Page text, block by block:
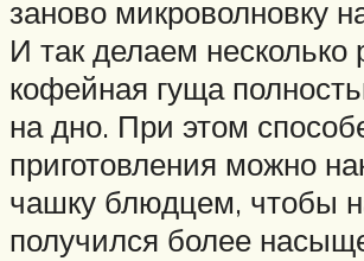
заново микроволновку
И так делаем несколько
кофейная гуща
на дно. При этом
приготовления можно
чашку блюдцем, чтобы
получился более